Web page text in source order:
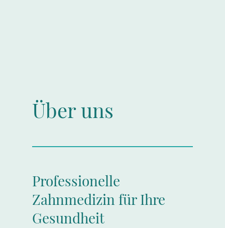
Über uns
Professionelle
Zahnmedizin für Ihre
Gesundheit